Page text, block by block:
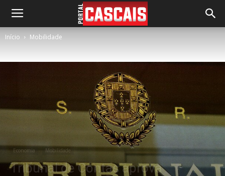
Início Mobilidade
Economia Mobilidade
Tribunal de Contas aprova